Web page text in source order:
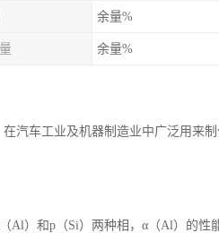
余量%
余量%
汽车工业及机器制造业中广泛用来
Al）和p（Si）两种相，α（Al）的性